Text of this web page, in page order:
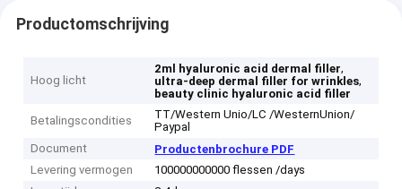
Productomschrijving
Hoog licht
2ml hyaluronic acid dermal filler,
ultra-deep dermal filler for wrinkles,
beauty clinic hyaluronic acid filler
Betalingscondities
TT/Western Unio/LC /WesternUnion/
Paypal
Document
Productenbrochure PDF
Levering vermogen
100000000000 flessen /days